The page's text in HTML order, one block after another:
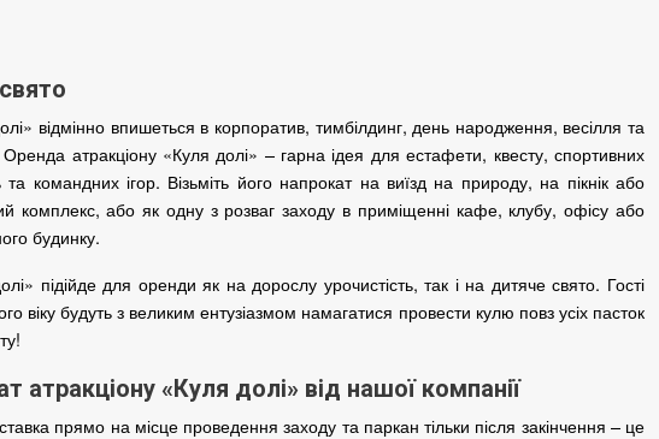
відмінно впишеться в корпоратив, тимбілдинг, день народження, весілля та
Оренда атракціону «Куля долі» – гарна ідея для естафети, квесту, спортивних
та командних ігор. Візьміть його напрокат на виїзд на природу, на пікнік або
комплекс, або як одну з розваг заходу в приміщенні кафе, клубу, офісу або
будинку.
підійде для оренди як на дорослу урочистість, так і на дитяче свято. Гості
віку будуть з великим ентузіазмом намагатися провести кулю повз усіх пасток
атракціону «Куля долі» від нашої компанії
прямо на місце проведення заходу та паркан тільки після закінчення – це